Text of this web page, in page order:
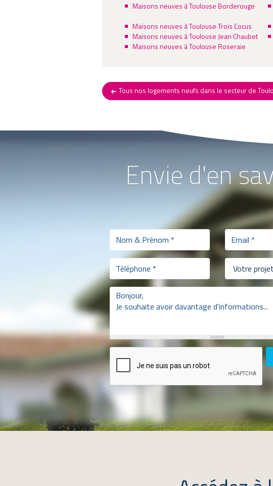
Maisons neuves à Toulouse Borderouge
Maisons neuves à Toulouse Trois Cocus
Maisons neuves à Toulouse Jean Chaubet
Maisons neuves à Toulouse Roseraie
Tous nos logements neufs dans le secteur de
Envie d'en